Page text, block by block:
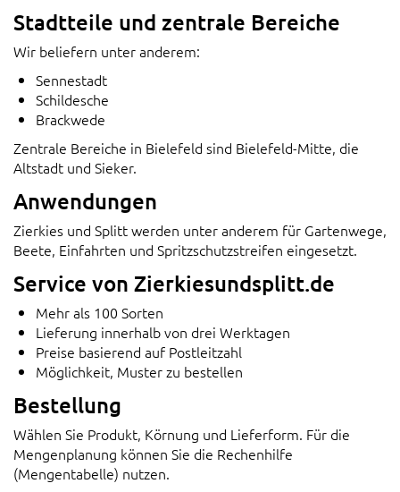
Stadtteile und zentrale Bereiche
Wir beliefern unter anderem:
Sennestadt
Schildesche
Brackwede
Zentrale Bereiche in Bielefeld sind Bielefeld-Mitte, die
Altstadt und Sieker.
Anwendungen
Zierkies und Splitt werden unter anderem für Gartenwege,
Beete, Einfahrten und Spritzschutzstreifen eingesetzt.
Service von Zierkiesundsplitt.de
Mehr als 100 Sorten
Lieferung innerhalb von drei Werktagen
Preise basierend auf Postleitzahl
Möglichkeit, Muster zu bestellen
Bestellung
Wählen Sie Produkt, Körnung und Lieferform. Für die
Mengenplanung können Sie die Rechenhilfe
(Mengentabelle) nutzen.